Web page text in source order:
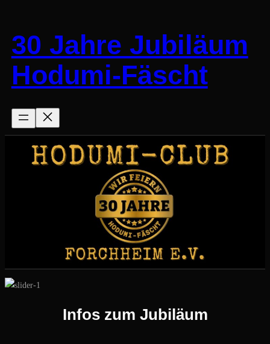
springen
30 Jahre Jubiläum
Hodumi-Fäscht
Infos zum Jubiläum